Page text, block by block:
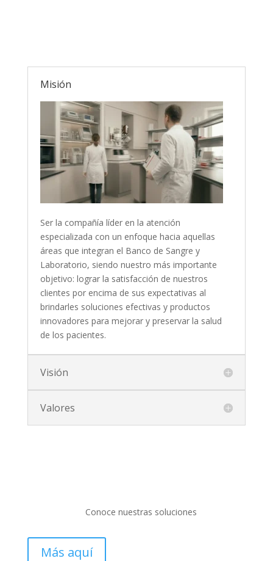
Misión
Ser la compañía líder en la atención
especializada con un enfoque hacia aquellas
áreas que integran el Banco de Sangre y
Laboratorio, siendo nuestro más importante
objetivo: lograr la satisfacción de nuestros
clientes por encima de sus expectativas al
brindarles soluciones efectivas y productos
innovadores para mejorar y preservar la salud
de los pacientes.
Visión
Valores
Conoce nuestras soluciones
Más aquí